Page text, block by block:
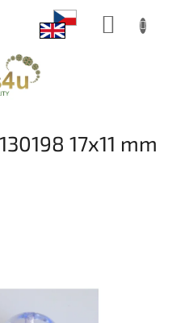
17x11 mm